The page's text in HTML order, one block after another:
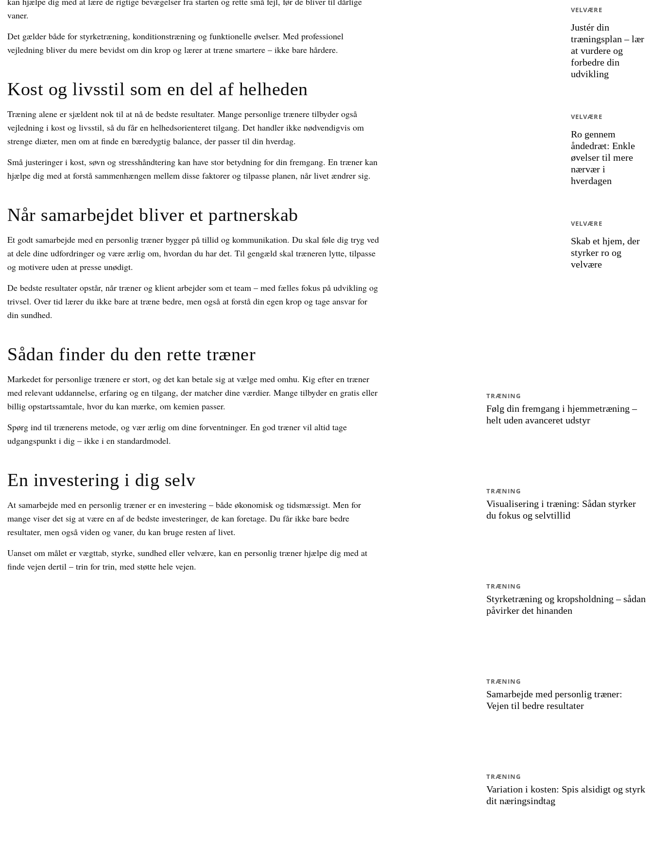
vaner.
Det gælder både for styrketræning, konditionstræning og funktionelle øvelser. Med professionel
vejledning bliver du mere bevidst om din krop og lærer at træne smartere – ikke bare hårdere.
Kost og livsstil som en del af helheden
Træning alene er sjældent nok til at nå de bedste resultater. Mange personlige trænere tilbyder også
vejledning i kost og livsstil, så du får en helhedsorienteret tilgang. Det handler ikke nødvendigvis om
strenge diæter, men om at finde en bæredygtig balance, der passer til din hverdag.
Små justeringer i kost, søvn og stresshåndtering kan have stor betydning for din fremgang. En træner kan
hjælpe dig med at forstå sammenhængen mellem disse faktorer og tilpasse planen, når livet ændrer sig.
Når samarbejdet bliver et partnerskab
Et godt samarbejde med en personlig træner bygger på tillid og kommunikation. Du skal føle dig tryg ved
at dele dine udfordringer og være ærlig om, hvordan du har det. Til gengæld skal træneren lytte, tilpasse
og motivere uden at presse unødigt.
De bedste resultater opstår, når træner og klient arbejder som et team – med fælles fokus på udvikling og
trivsel. Over tid lærer du ikke bare at træne bedre, men også at forstå din egen krop og tage ansvar for
din sundhed.
Sådan finder du den rette træner
Markedet for personlige trænere er stort, og det kan betale sig at vælge med omhu. Kig efter en træner
med relevant uddannelse, erfaring og en tilgang, der matcher dine værdier. Mange tilbyder en gratis eller
billig opstartssamtale, hvor du kan mærke, om kemien passer.
Spørg ind til trænerens metode, og vær ærlig om dine forventninger. En god træner vil altid tage
udgangspunkt i dig – ikke i en standardmodel.
En investering i dig selv
At samarbejde med en personlig træner er en investering – både økonomisk og tidsmæssigt. Men for
mange viser det sig at være en af de bedste investeringer, de kan foretage. Du får ikke bare bedre
resultater, men også viden og vaner, du kan bruge resten af livet.
Uanset om målet er vægttab, styrke, sundhed eller velvære, kan en personlig træner hjælpe dig med at
finde vejen dertil – trin for trin, med støtte hele vejen.
Justér din
træningsplan – lær
at vurdere og
forbedre din
udvikling
VELVÆRE
Ro gennem
åndedræt: Enkle
øvelser til mere
nærvær i
hverdagen
VELVÆRE
Skab et hjem, der
styrker ro og
velvære
VELVÆRE
Følg din fremgang i hjemmetræning –
helt uden avanceret udstyr
TRÆNING
Visualisering i træning: Sådan styrker
du fokus og selvtillid
TRÆNING
Styrketræning og kropsholdning – sådan
påvirker det hinanden
TRÆNING
Samarbejde med personlig træner:
Vejen til bedre resultater
TRÆNING
Variation i kosten: Spis alsidigt og styrk
dit næringsindtag
TRÆNING